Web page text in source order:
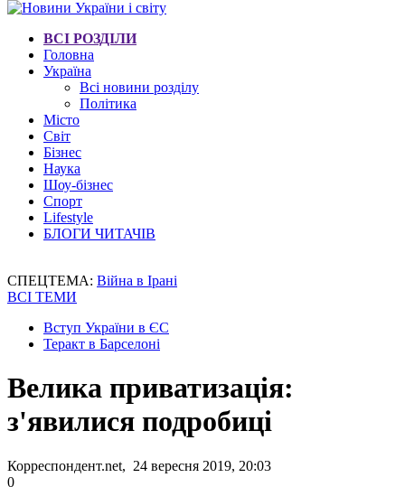
ВСІ РОЗДІЛИ
Головна
Україна
Всі новини розділу
Політика
Місто
Світ
Бізнес
Наука
Шоу-бізнес
Спорт
Lifestyle
БЛОГИ ЧИТАЧІВ
СПЕЦТЕМА: Війна в Ірані
ВСІ ТЕМИ
Вступ України в ЄС
Теракт в Барселоні
Велика приватизація:
з'явилися подробиці
Корреспондент.net, 24 вересня 2019, 20:03
0